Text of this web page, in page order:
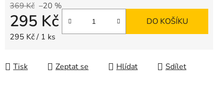
369 Kč –20 %
295 Kč
Měrná cena:
295 Kč / 1 ks
DO KOŠÍKU
Tisk Zeptat se Hlídat Sdílet